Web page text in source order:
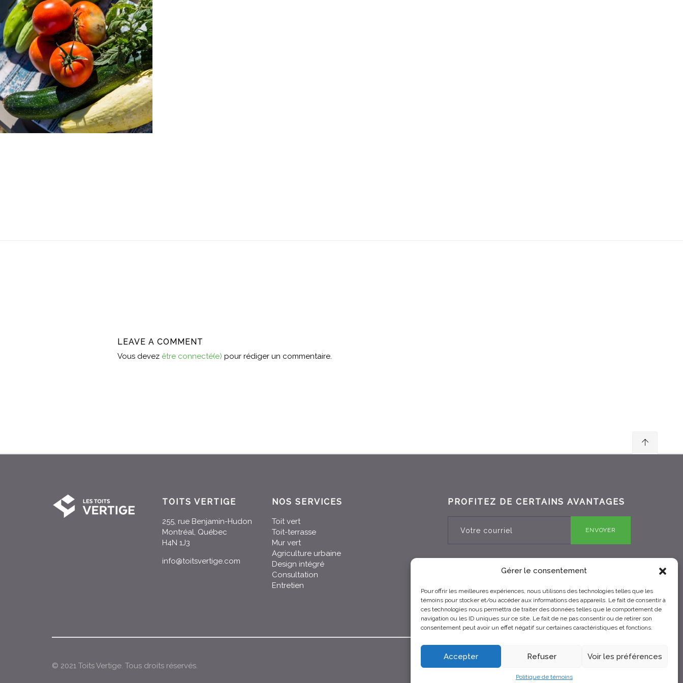
Gérer le consentement
Pour offrir les meilleures expériences, nous utilisons des technologies telles que les
témoins pour stocker et/ou accéder aux informations des appareils. Le fait de consentir à
ces technologies nous permettra de traiter des données telles que le comportement de
navigation ou les ID uniques sur ce site. Le fait de ne pas consentir ou de retirer son
consentement peut avoir un effet négatif sur certaines caractéristiques et fonctions.
Accepter Refuser Voir les préférences
Politique de témoins
LEAVE A COMMENT
Vous devez être connecté(e) pour rédiger un commentaire.
TOITS VERTIGE
255, rue Benjamin-Hudon
Montréal, Québec
H4N 1J3
info@toitsvertige.com
NOS SERVICES
Toit vert
Toit-terrasse
Mur vert
Agriculture urbaine
Design intégré
Consultation
Entretien
PROFITEZ DE CERTAINS AVANTAGES
ENVOYER
© 2021 Toits Vertige. Tous droits réservés.